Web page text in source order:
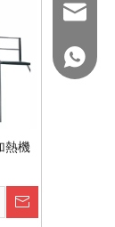
熱機
+86